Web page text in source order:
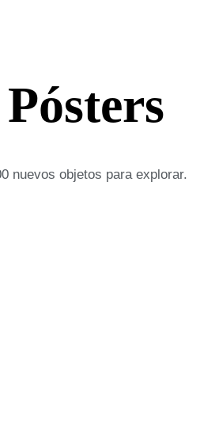
nuevos objetos para explorar.